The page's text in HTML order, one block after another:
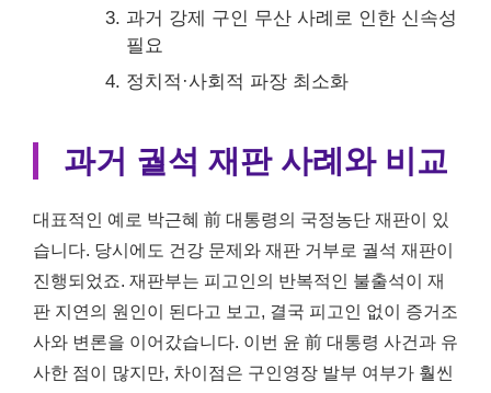
과거 강제 구인 무산 사례로 인한 신속성
필요
정치적·사회적 파장 최소화
과거 궐석 재판 사례와 비교
대표적인 예로 박근혜 前 대통령의 국정농단 재판이 있
습니다. 당시에도 건강 문제와 재판 거부로 궐석 재판이
진행되었죠. 재판부는 피고인의 반복적인 불출석이 재
판 지연의 원인이 된다고 보고, 결국 피고인 없이 증거조
사와 변론을 이어갔습니다. 이번 윤 前 대통령 사건과 유
사한 점이 많지만, 차이점은 구인영장 발부 여부가 훨씬